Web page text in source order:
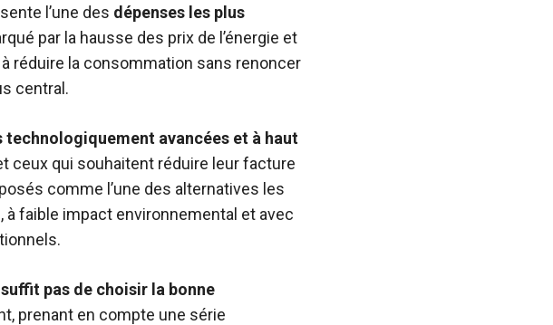
l’une des dépenses les plus
par la hausse des prix de l’énergie et
réduire la consommation sans renoncer
central.
technologiquement avancées et à haut
ceux qui souhaitent réduire leur facture
comme l’une des alternatives les
faible impact environnemental et avec
pas de choisir la bonne
prenant en compte une série